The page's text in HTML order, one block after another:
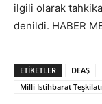
ilgili olarak
denildi. HABER
ETIKETLER DEAŞ
Milli İstihbarat Teşkilatı